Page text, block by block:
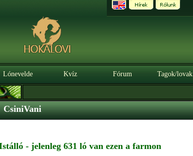
Lónevelde Kvíz Fórum Tagok/lovak
CsiniVani
- jelenleg 631 ló van ezen a farmon